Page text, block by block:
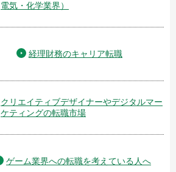
電気・化学業界）
経理財務のキャリア転職
クリエイティブデザイナーやデジタルマー
ケティングの転職市場
ゲーム業界への転職を考えている人へ